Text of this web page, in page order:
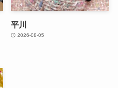
平川
2026-08-05